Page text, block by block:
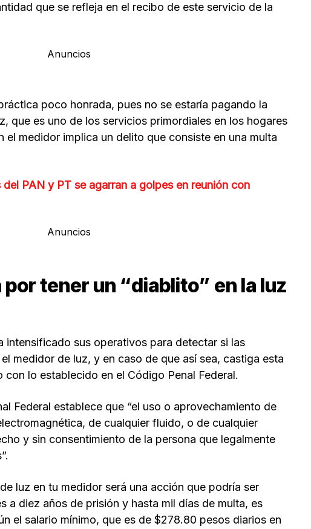
que se refleja en el recibo de este servicio de la
Anuncios
poco honrada, pues no se estaría pagando la
que es uno de los servicios primordiales en los hogares
el medidor implica un delito que consiste en una multa
del PAN y PT se agarran a golpes en reunión con
Anuncios
por tener un “diablito” en la luz
intensificado sus operativos para detectar si las
medidor de luz, y en caso de que así sea, castiga esta
lo establecido en el Código Penal Federal.
Federal establece que “el uso o aprovechamiento de
de cualquier fluido, o de cualquier
y sin consentimiento de la persona que legalmente
luz en tu medidor será una acción que podría ser
a diez años de prisión y hasta mil días de multa, es
el salario mínimo, que es de $278.80 pesos diarios en